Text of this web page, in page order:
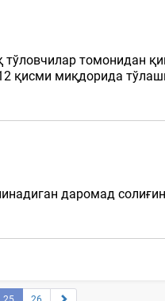
томонидан
қисми миқдорида
даромад